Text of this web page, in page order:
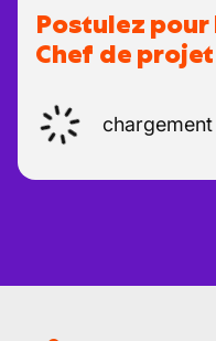
Postulez
Chef de
chargement